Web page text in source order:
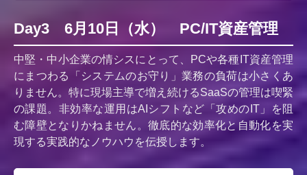
Day3 6月10日（水） PC/IT資産管理
中堅・中小企業の情シスにとって、PCや各種IT資産管理
にまつわる「システムのお守り」業務の負荷は小さくあ
りません。特に現場主導で増え続けるSaaSの管理は喫緊
の課題。非効率な運用はAIシフトなど「攻めのIT」を阻
む障壁となりかねません。徹底的な効率化と自動化を実
現する実践的なノウハウを伝授します。